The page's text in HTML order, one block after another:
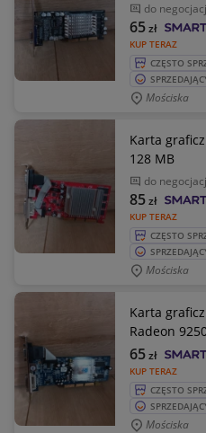
do
KUP TERAZ
65zł
CZĘSTO
Mościska
Karta
128 MB
do
KUP TERAZ
85zł
CZĘSTO
Mościska
Karta
Radeon
KUP TERAZ
65zł
CZĘSTO
Mościska